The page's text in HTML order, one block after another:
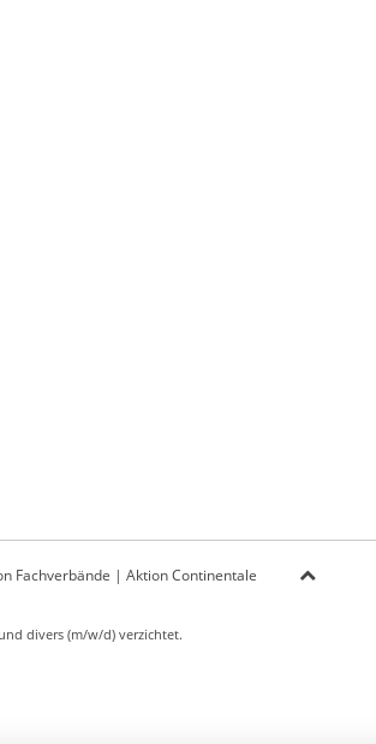
Fachverbände | Aktion Continentale
divers (m/w/d) verzichtet.